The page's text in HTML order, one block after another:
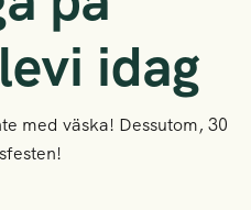
idag
med väska! Dessutom, 30